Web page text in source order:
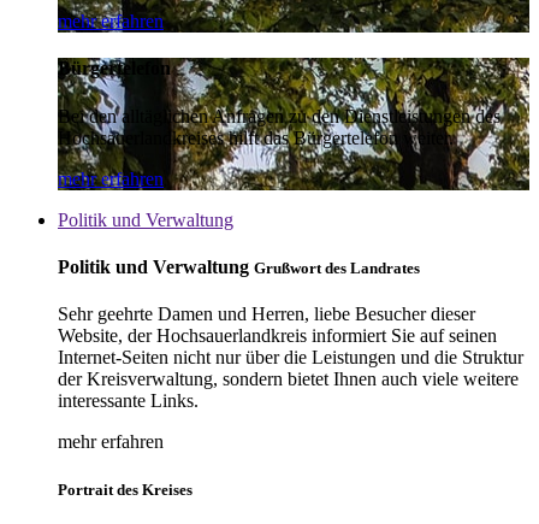
mehr erfahren
Bürgertelefon
Bei den alltäglichen Anfragen zu den Dienstleistungen des
Hochsauerlandkreises hilft das Bürgertelefon weiter.
mehr erfahren
Politik und Verwaltung
Politik und Verwaltung Grußwort des Landrates
Sehr geehrte Damen und Herren, liebe Besucher dieser
Website, der Hochsauerlandkreis informiert Sie auf seinen
Internet-Seiten nicht nur über die Leistungen und die Struktur
der Kreisverwaltung, sondern bietet Ihnen auch viele weitere
interessante Links.
mehr erfahren
Portrait des Kreises